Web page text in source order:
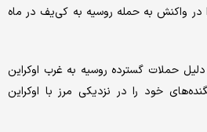
در واکنش به حمله روسیه به کی‌یف در ماه
حملات گسترده روسیه به غرب اوکراین
خود را در نزدیکی مرز با اوکراین